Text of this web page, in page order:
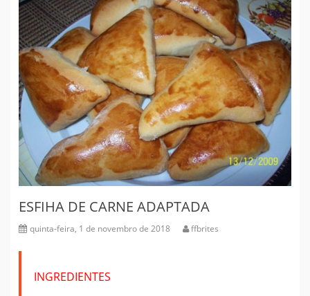
ESFIHA DE CARNE ADAPTADA
quinta-feira, 1 de novembro de 2018 ffbrites
INGREDIENTES